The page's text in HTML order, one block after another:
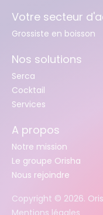
Votre secteur
Grossiste en boisson
Nos solutions
Serca
Cocktail
Services
A propos
Notre mission
Le groupe Orisha
Nous rejoindre
Copyright © 2026.
Mentions légales